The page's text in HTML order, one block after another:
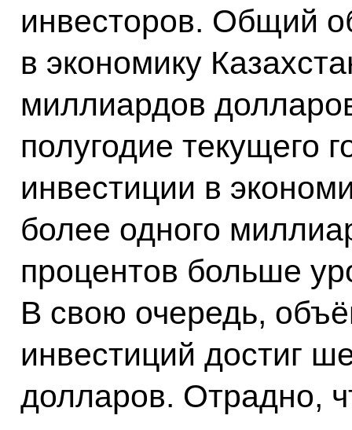
инвесторов. Общий
в экономику
миллиардов
полугодие текущего
инвестиции в
более одного
процентов больше
В свою очередь,
инвестиций достиг
долларов. Отрадно,